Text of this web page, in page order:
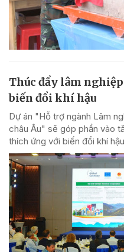
Thúc đẩy lâm
biến đổi khí hậu
Dự án "Hỗ trợ ngành Lâm
châu Âu" sẽ góp phần vào
thích ứng với biến đổi khí